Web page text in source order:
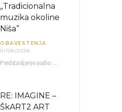
„Tradicionalna
muzika okoline
Niša“
OBAVESTENJA
01/06/2026
Predstavljanje audio izdanja “Tradicionalna muzika okoline Niša” organizuje se u okviru projekta O-10-17 Muzičko nasleđe jugoistočne…
RE: IMAGINE –
ŠkART2 ART